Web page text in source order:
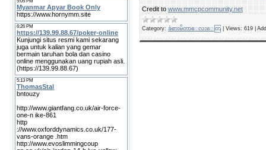
Credit to www.mmcpcommunity.net
Category: ခံစားမိတာေလးေတြ Views: 619